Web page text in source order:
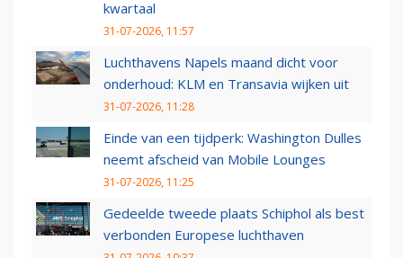
kwartaal
31-07-2026, 11:57
Luchthavens Napels maand dicht voor
onderhoud: KLM en Transavia wijken uit
31-07-2026, 11:28
Einde van een tijdperk: Washington Dulles
neemt afscheid van Mobile Lounges
31-07-2026, 11:25
Gedeelde tweede plaats Schiphol als best
verbonden Europese luchthaven